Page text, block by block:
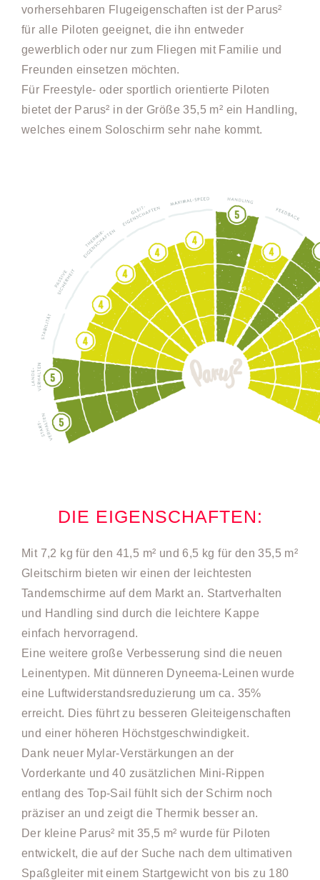
vorhersehbaren Flugeigenschaften ist der Parus²
für alle Piloten geeignet, die ihn entweder
gewerblich oder nur zum Fliegen mit Familie und
Freunden einsetzen möchten.
Für Freestyle- oder sportlich orientierte Piloten
bietet der Parus² in der Größe 35,5 m² ein Handling,
welches einem Soloschirm sehr nahe kommt.
DIE EIGENSCHAFTEN:
Mit 7,2 kg für den 41,5 m² und 6,5 kg für den 35,5 m²
Gleitschirm bieten wir einen der leichtesten
Tandemschirme auf dem Markt an. Startverhalten
und Handling sind durch die leichtere Kappe
einfach hervorragend.
Eine weitere große Verbesserung sind die neuen
Leinentypen. Mit dünneren Dyneema-Leinen wurde
eine Luftwiderstandsreduzierung um ca. 35%
erreicht. Dies führt zu besseren Gleiteigenschaften
und einer höheren Höchstgeschwindigkeit.
Dank neuer Mylar-Verstärkungen an der
Vorderkante und 40 zusätzlichen Mini-Rippen
entlang des Top-Sail fühlt sich der Schirm noch
präziser an und zeigt die Thermik besser an.
Der kleine Parus² mit 35,5 m² wurde für Piloten
entwickelt, die auf der Suche nach dem ultimativen
Spaßgleiter mit einem Startgewicht von bis zu 180